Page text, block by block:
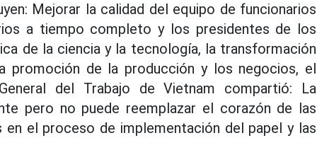
Mejorar la calidad del equipo de funcionarios
a tiempo completo y los presidentes de los
de la ciencia y la tecnología, la transformación
promoción de la producción y los negocios, el
del Trabajo de Vietnam compartió: La
pero no puede reemplazar el corazón de las
el proceso de implementación del papel y las